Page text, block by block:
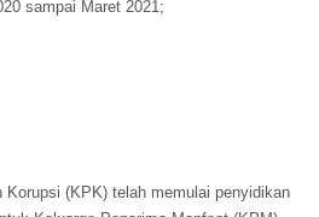
sampai Maret 2021;
(KPK) telah memulai penyidikan